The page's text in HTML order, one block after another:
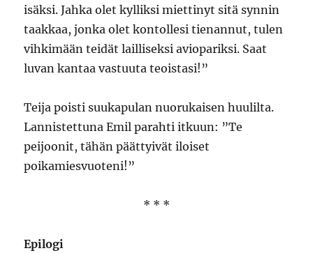
isäksi. Jahka olet kylliksi miettinyt sitä synnin
taakkaa, jonka olet kontollesi tienannut, tulen
vihkimään teidät lailliseksi aviopariksi. Saat
luvan kantaa vastuuta teoistasi!”
Teija poisti suukapulan nuorukaisen huulilta.
Lannistettuna Emil parahti itkuun: ”Te
peijoonit, tähän päättyivät iloiset
poikamiesvuoteni!”
* * *
Epilogi